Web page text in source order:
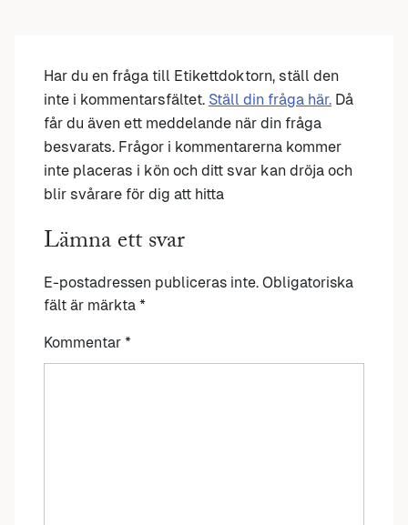
Har du en fråga till Etikettdoktorn, ställ den
inte i kommentarsfältet. Ställ din fråga här. Då
får du även ett meddelande när din fråga
besvarats. Frågor i kommentarerna kommer
inte placeras i kön och ditt svar kan dröja och
blir svårare för dig att hitta
Lämna ett svar
E-postadressen publiceras inte. Obligatoriska
fält är märkta *
Kommentar *